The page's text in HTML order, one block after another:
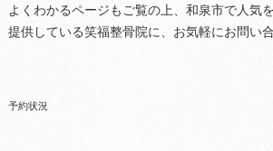
よくわかるページもご覧の上、和泉市で人気
提供している笑福整骨院に、お気軽にお問い
予約状況